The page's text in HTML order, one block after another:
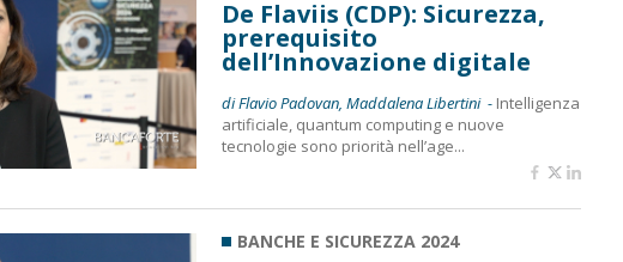
De Flaviis (CDP): Sicurezza,
prerequisito
dell’Innovazione digitale
di Flavio Padovan, Maddalena Libertini - Intelligenza
artificiale, quantum computing e nuove
tecnologie sono priorità nell’age...
BANCHE E SICUREZZA 2024